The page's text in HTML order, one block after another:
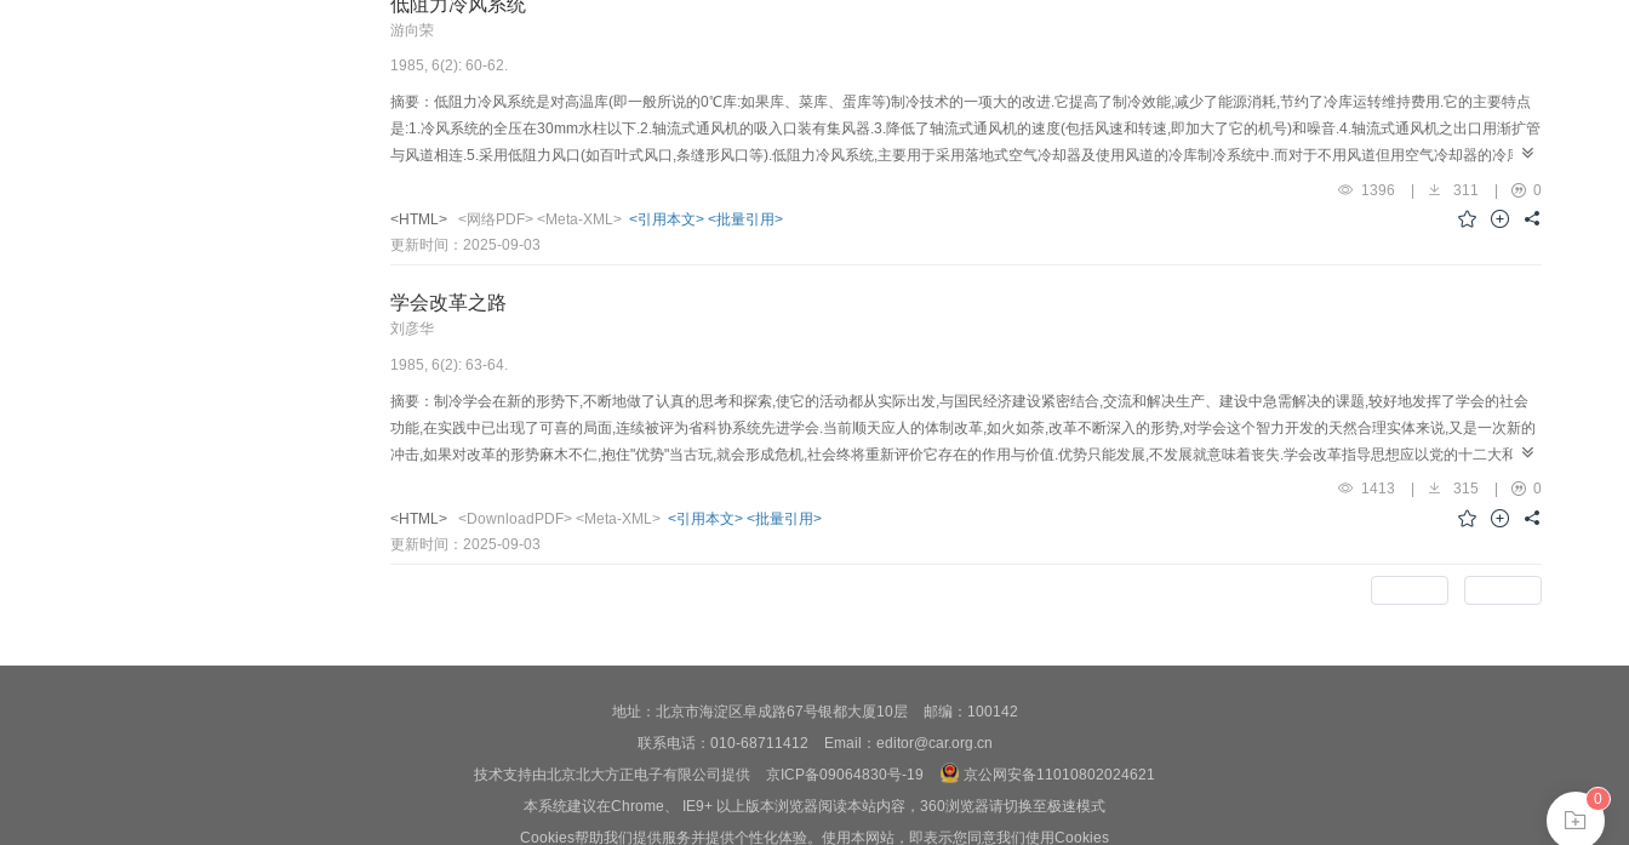
游向荣
1985, 6(2): 60-62.
摘要：低阻力冷风系统是对高温库(即一般所说的0℃库:如果库、菜库、蛋库等)制冷技术的一项大的改进.它提高了制冷效能,减少了能源消耗,节约了冷库运转维持费用.它的主要特点
是:1.冷风系统的全压在30mm水柱以下.2.轴流式通风机的吸入口装有集风器.3.降低了轴流式通风机的速度(包括风速和转速,即加大了它的机号)和噪音.4.轴流式通风机之出口用渐扩管
与风道相连.5.采用低阻力风口(如百叶式风口,条缝形风口等).低阻力冷风系统,主要用于采用落地式空气冷却器及使用风道的冷库制冷系统中.而对于不用风道但用空气冷却器的冷库,也
1396 | 311 |
0
<HTML>
<网络PDF> <Meta-XML> <引用本文> <批量引用>
更新时间：2025-09-03
学会改革之路
刘彦华
1985, 6(2): 63-64.
摘要：制冷学会在新的形势下,不断地做了认真的思考和探索,使它的活动都从实际出发,与国民经济建设紧密结合,交流和解决生产、建设中急需解决的课题,较好地发挥了学会的社会
功能,在实践中已出现了可喜的局面,连续被评为省科协系统先进学会.当前顺天应人的体制改革,如火如荼,改革不断深入的形势,对学会这个智力开发的天然合理实体来说,又是一次新的
冲击,如果对改革的形势麻木不仁,抱住"优势"当古玩,就会形成危机,社会终将重新评价它存在的作用与价值.优势只能发展,不发展就意味着丧失.学会改革指导思想应以党的十二大和六
1413 315
0
<HTML>
<DownloadPDF> <Meta-XML> <引用本文> <批量引用>
更新时间：2025-09-03
地址：北京市海淀区阜成路67号银都大厦10层
邮编：100142
联系电话：010-68711412
Email：editor@car.org.cn
技术支持由北京北大方正电子有限公司提供
京ICP备09064830号-19
京公网安备11010802024621
本系统建议在Chrome、 IE9+ 以上版本浏览器阅读本站内容，360浏览器请切换至极速模式
Cookies帮助我们提供服务并提供个性化体验。使用本网站，即表示您同意我们使用Cookies
0